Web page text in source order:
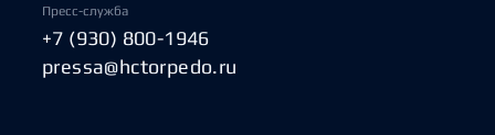
Пресс-служба
+7 (930) 800-1946
pressa@hctorpedo.ru